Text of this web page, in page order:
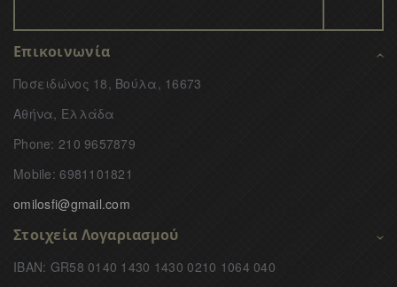
Επικοινωνία
Ποσειδώνος 18, Βούλα, 16673
Αθήνα, Ελλάδα
Phone: 210 9657879
Mobile: 6981101821
omilosfi@gmail.com
Στοιχεία Λογαριασμού
IBAN: GR58 0140 1430 1430 0210 1064 040